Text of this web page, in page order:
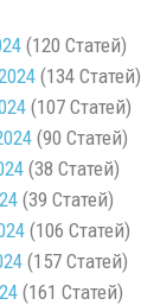
(120 Статей)
(134 Статей)
(107 Статей)
(90 Статей)
(38 Статей)
(39 Статей)
(106 Статей)
(157 Статей)
(161 Статей)